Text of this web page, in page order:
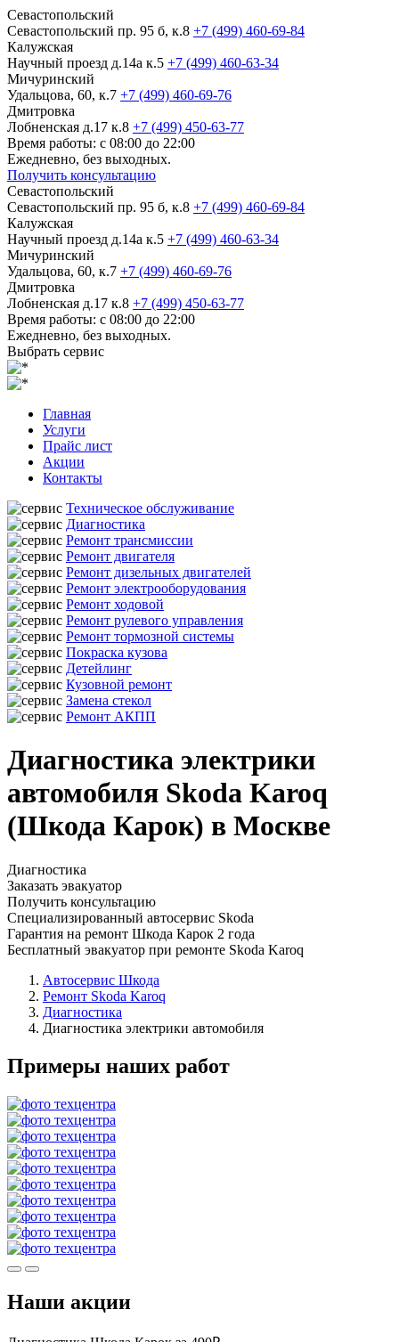
Севастопольский
Севастопольский пр. 95 б, к.8 +7 (499) 460-69-84
Калужская
Научный проезд д.14а к.5 +7 (499) 460-63-34
Мичуринский
Удальцова, 60, к.7 +7 (499) 460-69-76
Дмитровка
Лобненская д.17 к.8 +7 (499) 450-63-77
Время работы: с 08:00 до 22:00
Ежедневно, без выходных.
Получить консультацию
Севастопольский
Севастопольский пр. 95 б, к.8 +7 (499) 460-69-84
Калужская
Научный проезд д.14а к.5 +7 (499) 460-63-34
Мичуринский
Удальцова, 60, к.7 +7 (499) 460-69-76
Дмитровка
Лобненская д.17 к.8 +7 (499) 450-63-77
Время работы: с 08:00 до 22:00
Ежедневно, без выходных.
Выбрать сервис
Главная
Услуги
Прайс лист
Акции
Контакты
Техническое обслуживание
Диагностика
Ремонт трансмиссии
Ремонт двигателя
Ремонт дизельных двигателей
Ремонт электрооборудования
Ремонт ходовой
Ремонт рулевого управления
Ремонт тормозной системы
Покраска кузова
Детейлинг
Кузовной ремонт
Замена стекол
Ремонт АКПП
Диагностика электрики
автомобиля Skoda Karoq
(Шкода Карок) в Москве
Диагностика
Заказать эвакуатор
Получить консультацию
Специализированный автосервис Skoda
Гарантия на ремонт Шкода Карок 2 года
Бесплатный эвакуатор при ремонте Skoda Karoq
Автосервис Шкода
Ремонт Skoda Karoq
Диагностика
Диагностика электрики автомобиля
Примеры наших работ
Наши акции